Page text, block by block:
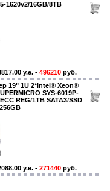
1620v2/16GB/8TB
y.e. - 496210руб.
19" 1U 2*Intel® Xeon®
SYS-6019P-
REG/1TB SATA3/SSD
y.e. - 271440руб.